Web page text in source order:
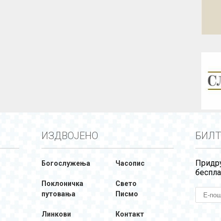
ИЗДВОЈЕНО
Богослужења Часопис
Поклоничка
путовања
Свето
Писмо
Линкови Контакт